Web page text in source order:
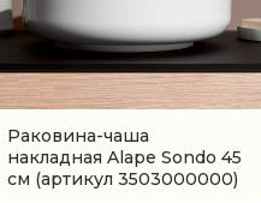
Раковина-чаша
накладная Alape Sondo 45
см (артикул 3503000000)